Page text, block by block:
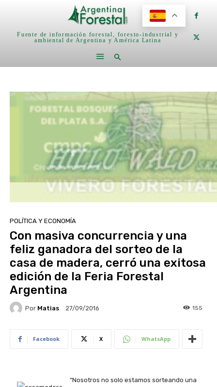
Fuente de información forestal, foresto-industrial y
ambiental de Argentina y América Latina
POLÍTICA Y ECONOMÍA
Con masiva concurrencia y una
feliz ganadora del sorteo de la
casa de madera, cerró una exitosa
edición de la Feria Forestal
Argentina
Por Matias 27/09/2016 155
Facebook X WhatsApp
“Nosotros no solo estamos sorteando una